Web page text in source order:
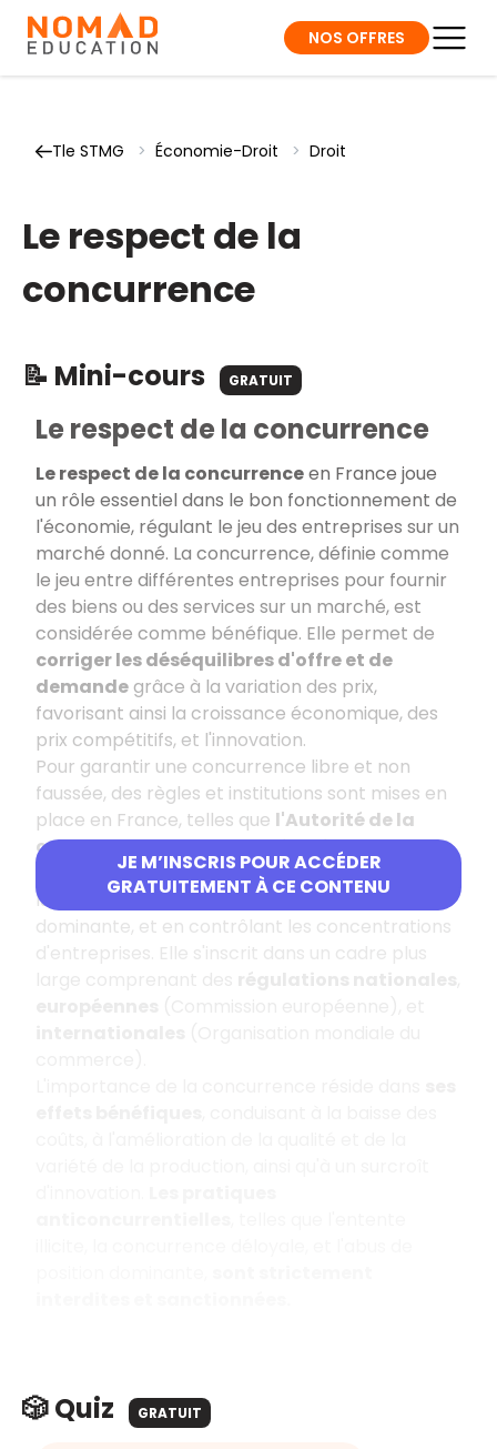
NOS OFFRES
Tle STMG > Économie-Droit > Droit
Le respect de la
concurrence
📝 Mini-cours GRATUIT
JE M’INSCRIS POUR ACCÉDER
GRATUITEMENT À CE CONTENU
Le respect de la concurrence
Le respect de la concurrenceen France joue
un rôle essentiel dans le bon fonctionnement de
l'économie, régulant le jeu des entreprises sur un
marché donné. La concurrence, définie comme
le jeu entre différentes entreprises pour fournir
des biens ou des services sur un marché, est
considérée comme bénéfique. Elle permet de
corriger les déséquilibres d'offre et de
demande grâce à la variation des prix,
favorisant ainsi la croissance économique, des
prix compétitifs, et l'innovation.
Pour garantir une concurrence libre et non
faussée, des règles et institutions sont mises en
place en France, telles que l'Autorité de la
concurrence. Cette autorité indépendante
veille au respect du droit de la concurrence en
luttant contre les ententes, les abus de position
dominante, et en contrôlant les concentrations
d'entreprises. Elle s'inscrit dans un cadre plus
🎲 Quiz GRATUIT